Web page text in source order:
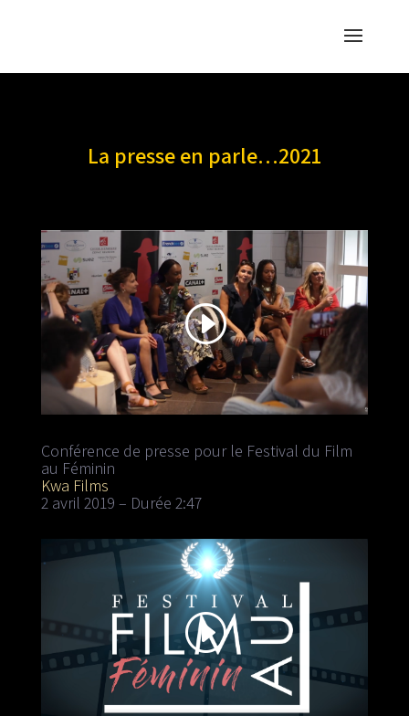
La presse en parle…2021
Conférence de presse pour le Festival du Film
au Féminin
Kwa Films
2 avril 2019 – Durée 2:47